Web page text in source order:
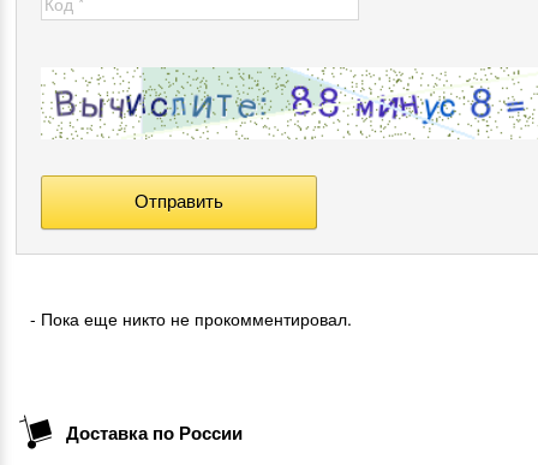
- Пока еще никто не прокомментировал.
Доставка по России